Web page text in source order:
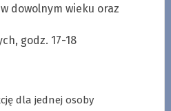
dowolnym wieku oraz
godz. 17-18
dla jednej osoby